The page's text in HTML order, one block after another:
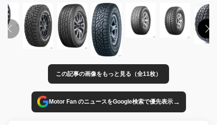
この記事の画像をもっと見る（全11枚）
Motor Fan のニュースをGoogle検索で優先表示→